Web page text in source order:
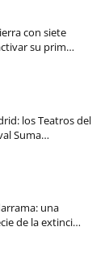
con siete
su prim…
los Teatros del
Suma…
una
de la extinci…